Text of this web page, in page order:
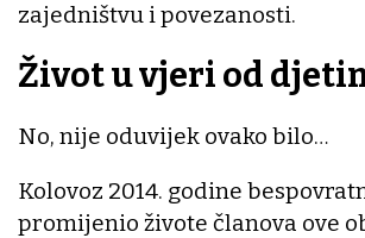
zajedništvu i povezanosti.
Život u vjeri od
No, nije oduvijek ovako bilo…
Kolovoz 2014. godine
promijenio živote članova ove